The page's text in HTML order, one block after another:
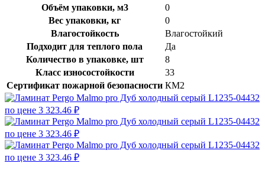
Объём упаковки, м3
0
Вес упаковки, кг
0
Влагостойкость
Влагостойкий
Подходит для теплого пола
Да
Количество в упаковке, шт
8
Класс износостойкости
33
Сертификат пожарной безопасности КМ2